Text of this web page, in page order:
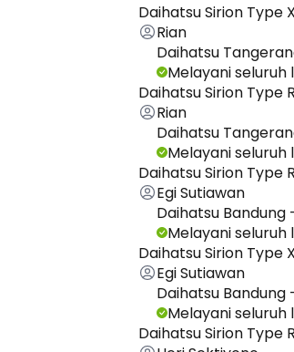
Daihatsu Sirion Type X
Rian
Daihatsu
Melayani
Daihatsu Sirion Type R
Rian
Daihatsu
Melayani
Daihatsu Sirion Type R
Egi Sutiawan
Daihatsu Bandung
Melayani
Daihatsu Sirion Type X
Egi Sutiawan
Daihatsu Bandung
Melayani
Daihatsu Sirion Type R